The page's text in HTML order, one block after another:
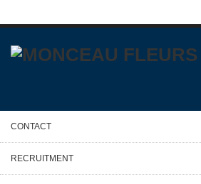
CONTACT
RECRUITMENT